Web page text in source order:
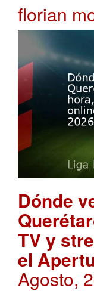
florian
Dónde
TV y
el
Agosto,